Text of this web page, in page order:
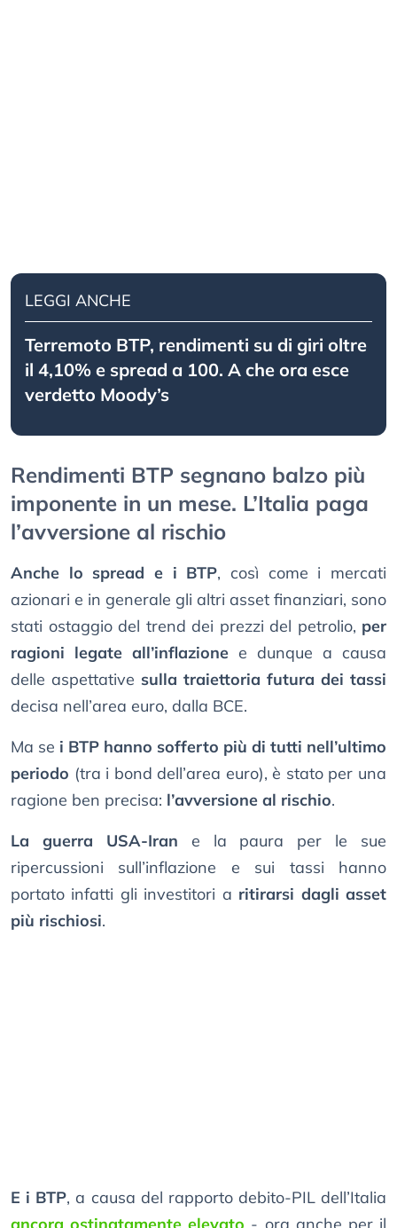
LEGGI ANCHE
Terremoto BTP, rendimenti su di giri oltre
il 4,10% e spread a 100. A che ora esce
verdetto Moody’s
Rendimenti BTP segnano balzo più
imponente in un mese. L’Italia paga
l’avversione al rischio
Anche lo spread e i BTP, così come i mercati
azionari e in generale gli altri asset finanziari, sono
stati ostaggio del trend dei prezzi del petrolio, per
ragioni legate all’inflazione e dunque a causa
delle aspettative sulla traiettoria futura dei tassi
decisa nell’area euro, dalla BCE.
Ma se i BTP hanno sofferto più di tutti nell’ultimo
periodo (tra i bond dell’area euro), è stato per una
ragione ben precisa: l’avversione al rischio.
La guerra USA-Iran e la paura per le sue
ripercussioni sull’inflazione e sui tassi hanno
portato infatti gli investitori a ritirarsi dagli asset
più rischiosi.
E i BTP, a causa del rapporto debito-PIL dell’Italia